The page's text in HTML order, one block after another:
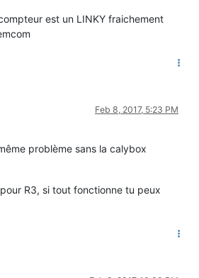
est un LINKY fraichement
Feb 8, 2017, 5:23 PM
problème sans la calybox
R3, si tout fonctionne tu peux